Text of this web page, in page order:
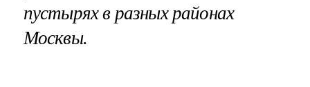
пустырях в разных районах
Москвы.